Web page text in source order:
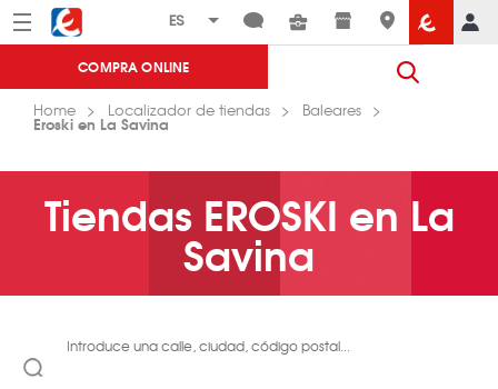
Menú Eroski
COMPRA ONLINE
Home Localizador de tiendas Baleares
Eroski en La Savina
Tiendas EROSKI en La
Savina
Introduce una calle, ciudad, código postal...